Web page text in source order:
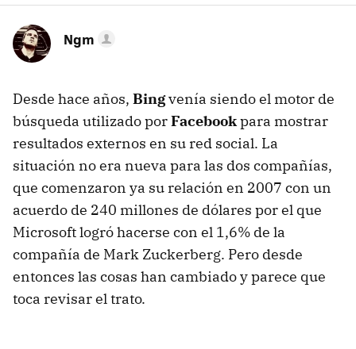
Ngm
Desde hace años, Bingvenía siendo el motor de
búsqueda utilizado porFacebookpara mostrar
resultados externos en su red social. La
situación no era nueva para las dos compañías,
que comenzaron ya su relación en 2007 con un
acuerdo de 240 millones de dólares por el que
Microsoft logró hacerse con el 1,6% de la
compañía de Mark Zuckerberg. Pero desde
entonces las cosas han cambiado y parece que
toca revisar el trato.